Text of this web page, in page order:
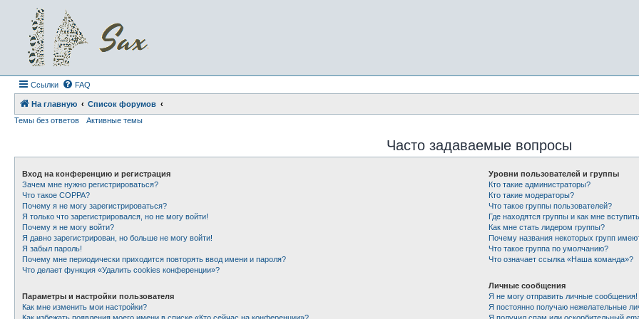
Ссылки FAQ
На главную
Список форумов
Темы без ответов
Активные темы
Часто задаваемые вопросы
Вход на конференцию и регистрация
Зачем мне нужно регистрироваться?
Что такое COPPA?
Почему я не могу зарегистрироваться?
Я только что зарегистрировался, но не могу войти!
Почему я не могу войти?
Я давно зарегистрирован, но больше не могу войти!
Я забыл пароль!
Почему мне периодически приходится повторять ввод имени и пароля?
Что делает функция «Удалить cookies конференции»?
Параметры и настройки пользователя
Как мне изменить мои настройки?
Уровни пользователей и группы
Кто такие администраторы?
Кто такие модераторы?
Что такое группы пользователей?
Где находятся группы и как мне
Как мне стать лидером группы?
Почему названия некоторых групп
Что такое группа по умолчанию?
Что означает ссылка «Наша команда»?
Личные сообщения
Я не могу отправить личные сообщения!
Я постоянно получаю нежелательные